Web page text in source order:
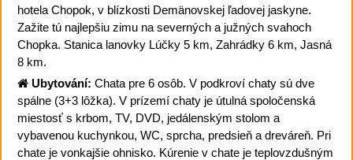
hotela Chopok, v blízkosti Demänovskej ľadovej jaskyne.
Zažite tú najlepšiu zimu na severných a južných svahoch
Chopka. Stanica lanovky Lúčky 5 km, Zahrádky 6 km, Jasná
8 km.
Ubytování: Chata pre 6 osôb. V podkroví chaty sú dve
spálne (3+3 lôžka). V prízemí chaty je útulná spoločenská
miestosť s krbom, TV, DVD, jedálenským stolom a
vybavenou kuchynkou, WC, sprcha, predsieň a dreváreň. Pri
chate je vonkajšie ohnisko. Kúrenie v chate je teplovzdušným